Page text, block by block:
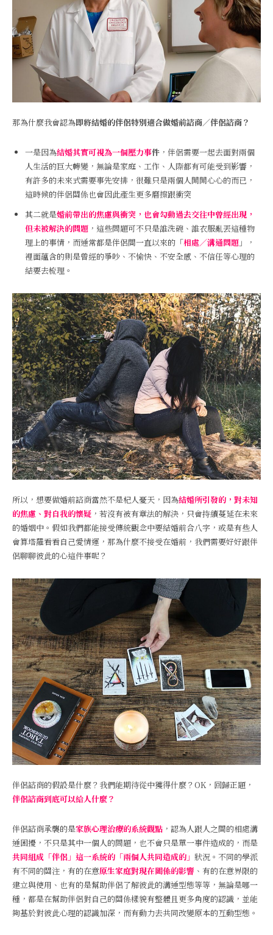
那為什麼我會認為即將結婚的伴侶特別適合做婚前諮商／伴侶諮商？
一是因為結婚其實可視為一個壓力事件 ，伴侶需要一起去面對兩個
人生活的巨大轉變，無論是家庭、工作、人際都有可能受到影響，
有許多的未來式需要事先安排，很難只是兩個人開開心心的而已，
這時候的伴侶關係也會因此產生更多磨擦跟衝突
其二就是婚前帶出的焦慮與衝突，也會勾動過去交往中曾經出現，
但未被解決的問題 ，這些問題可不只是誰洗碗、誰衣服亂丟這種物
理上的事情，而通常都是伴侶間一直以來的「相處／溝通問題 」，
裡面蘊含的則是曾經的爭吵、不愉快、不安全感、不信任等心理的
結要去梳理。
所以，想要做婚前諮商當然不是杞人憂天，因為結婚所引發的，對未知
的焦慮、對自我的懷疑 ，若沒有被有章法的解決，只會持續蔓延在未來
的婚姻中。假如我們都能接受傳統觀念中要結婚前合八字，或是有些人
會算塔羅看看自己愛情運，那為什麼不接受在婚前，我們需要好好跟伴
侶聊聊彼此的心這件事呢？
伴侶諮商的假設是什麼？我們能期待從中獲得什麼？OK，回歸正題，
伴侶諮商到底可以給人什麼？
伴侶諮商承襲的是家族心理治療的系統觀點 ，認為人跟人之間的相處溝
通困擾，不只是其中一個人的問題，也不會只是單一事件造成的，而是
共同組成「伴侶」這一系統的「兩個人共同造成的」 狀況。不同的學派
有不同的關注，有的在意原生家庭對現在關係的影響 、有的在意界限的
建立與使用、也有的是幫助伴侶了解彼此的溝通型態等等，無論是哪一
種，都是在幫助伴侶對自己的關係樣貌有整體且更多角度的認識，並能
夠基於對彼此心理的認識加深，而有動力去共同改變原本的互動型態。